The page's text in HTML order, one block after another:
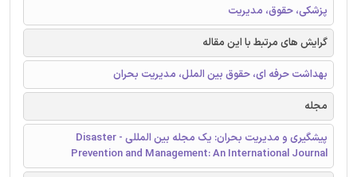
پزشکی، حقوق، مدیریت
گرایش های مرتبط با این مقاله
بهداشت حرفه ای، حقوق بین الملل، مدیریت بحران
مجله
پیشگیری و مدیریت بحران: یک مجله بین المللی - Disaster
Prevention and Management: An International Journal